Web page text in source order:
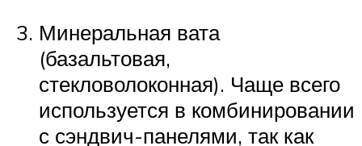
Минеральная вата
(базальтовая,
стекловолоконная). Чаще всего
используется в комбинировании
с сэндвич-панелями, так как